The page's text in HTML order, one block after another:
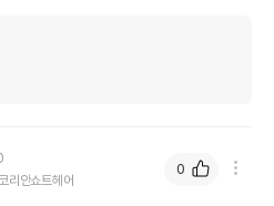
코리안쇼트헤어
0